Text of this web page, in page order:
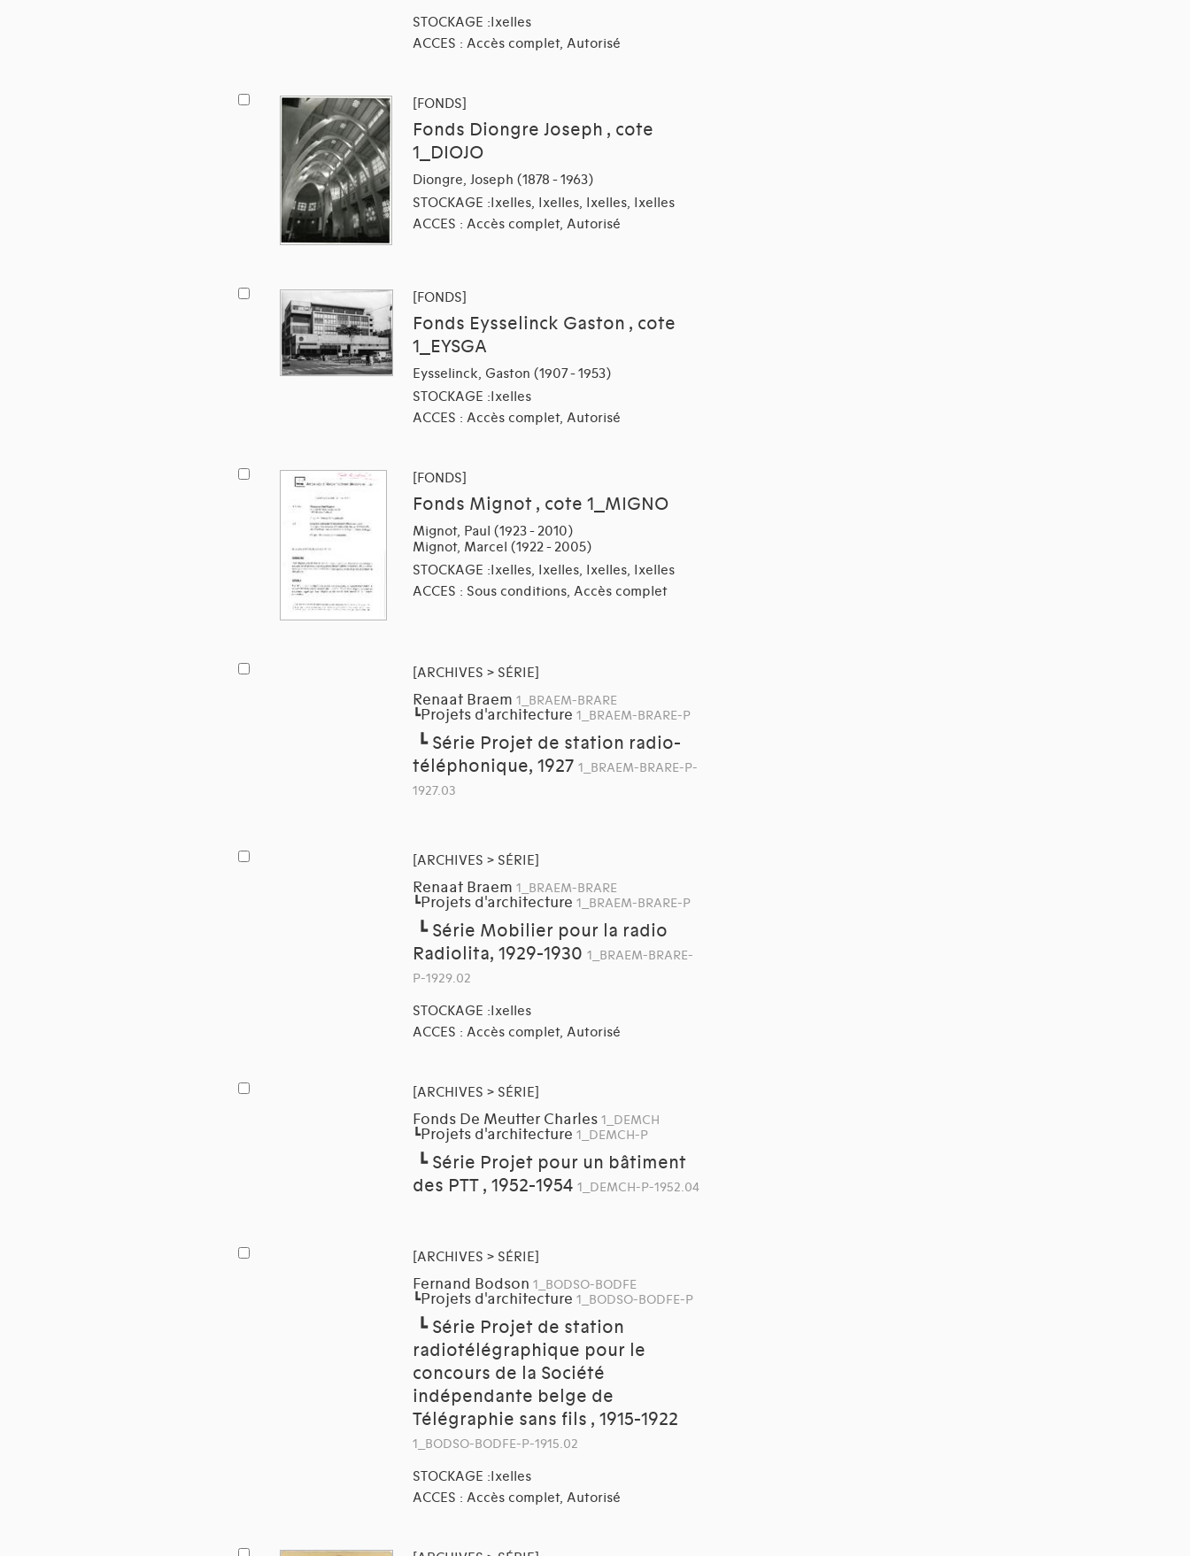
STOCKAGE :Ixelles
ACCES : Accès complet, Autorisé
[FONDS]
Fonds Diongre Joseph , cote
1_DIOJO
Diongre, Joseph (1878 - 1963)
STOCKAGE :Ixelles, Ixelles, Ixelles, Ixelles
ACCES : Accès complet, Autorisé
[FONDS]
Fonds Eysselinck Gaston , cote
1_EYSGA
Eysselinck, Gaston (1907 - 1953)
STOCKAGE :Ixelles
ACCES : Accès complet, Autorisé
[FONDS]
Fonds Mignot , cote 1_MIGNO
Mignot, Paul (1923 - 2010)
Mignot, Marcel (1922 - 2005)
STOCKAGE :Ixelles, Ixelles, Ixelles, Ixelles
ACCES : Sous conditions, Accès complet
[ARCHIVES > SÉRIE]
Renaat Braem 1_BRAEM-BRARE
┗Projets d'architecture 1_BRAEM-BRARE-P
┗ Série Projet de station radio-
téléphonique, 1927 1_BRAEM-BRARE-P-
1927.03
[ARCHIVES > SÉRIE]
Renaat Braem 1_BRAEM-BRARE
┗Projets d'architecture 1_BRAEM-BRARE-P
┗ Série Mobilier pour la radio
Radiolita, 1929-1930 1_BRAEM-BRARE-
P-1929.02
STOCKAGE :Ixelles
ACCES : Accès complet, Autorisé
[ARCHIVES > SÉRIE]
Fonds De Meutter Charles 1_DEMCH
┗Projets d'architecture 1_DEMCH-P
┗ Série Projet pour un bâtiment
des PTT , 1952-1954 1_DEMCH-P-1952.04
[ARCHIVES > SÉRIE]
Fernand Bodson 1_BODSO-BODFE
┗Projets d'architecture 1_BODSO-BODFE-P
┗ Série Projet de station
radiotélégraphique pour le
concours de la Société
indépendante belge de
Télégraphie sans fils , 1915-1922
1_BODSO-BODFE-P-1915.02
STOCKAGE :Ixelles
ACCES : Accès complet, Autorisé